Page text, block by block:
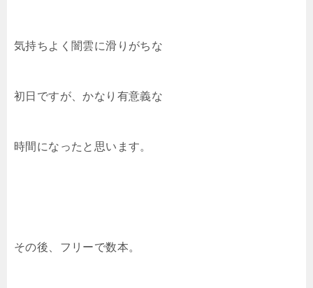
気持ちよく闇雲に滑りがちな
初日ですが、かなり有意義な
時間になったと思います。
その後、フリーで数本。